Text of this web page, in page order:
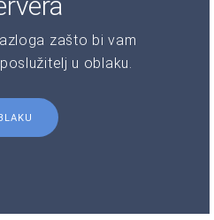
zašto bi vam
u oblaku.